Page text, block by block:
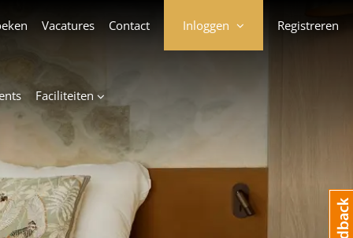
Vacatures Contact Inloggen Registreren
Faciliteiten